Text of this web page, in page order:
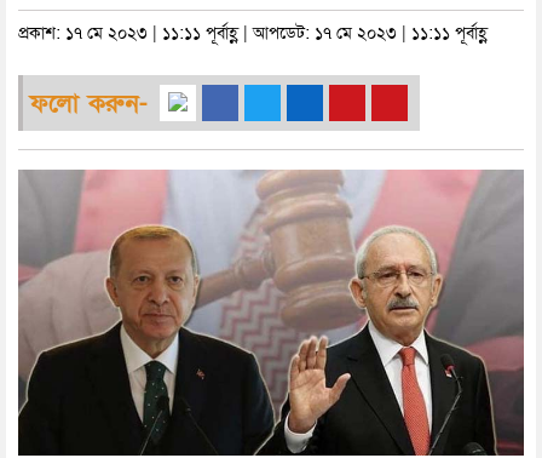
প্রকাশ: ১৭ মে ২০২৩ | ১১:১১ পূর্বাহ্ণ | আপডেট: ১৭ মে ২০২৩ | ১১:১১ পূর্বাহ্ণ
ফলো করুন-